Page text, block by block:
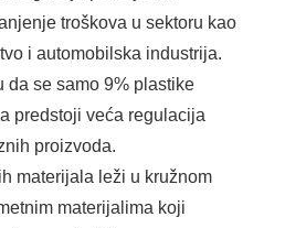
troškova u sektoru kao
i automobilska industrija.
da se samo 9% plastike
predstoji veća regulacija
proizvoda.
materijala leži u kružnom
materijalima koji